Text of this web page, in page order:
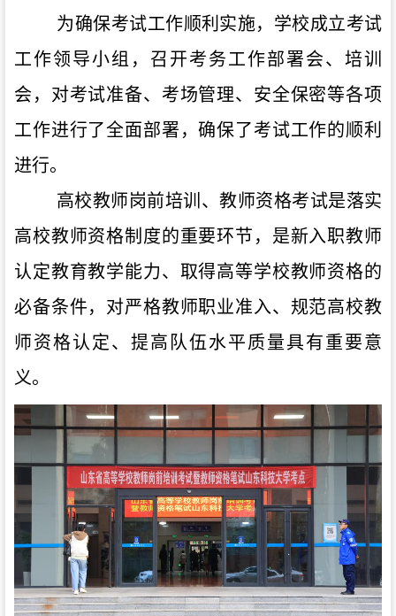
为确保考试工作顺利实施， 学校成立考试
工作领导小组，召开考务工作部署会、培训
会，对考试准备、考场管理、安全保密等各项
工作进行了全面部署，确保了考试工作的顺利
进行。
高校教师岗前培训、教师资格考试是落实
高校教师资格制度的重要环节，是新入职教师
认定教育教学能力、取得高等学校教师资格的
必备条件，对严格教师职业准入、规范高校教
师资格认定、提高队伍水平质量具有重要意
义。